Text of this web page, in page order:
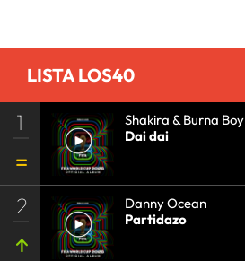
LISTA LOS40
1
Shakira & Burna Boy
Dai dai
2
Danny Ocean
Partidazo